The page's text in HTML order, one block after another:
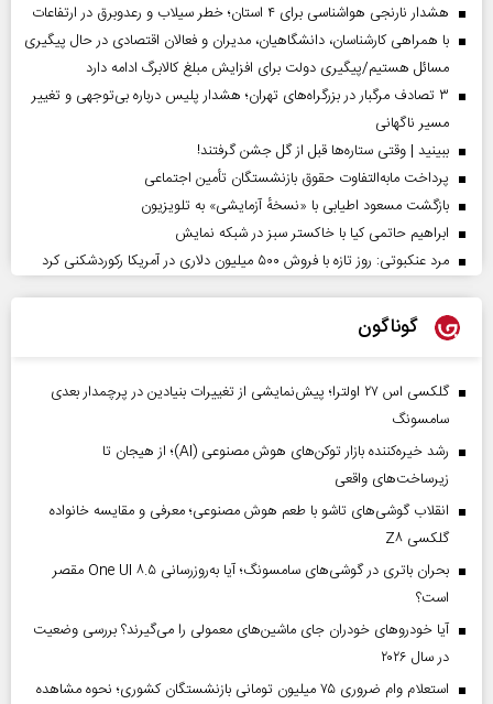
هشدار نارنجی هواشناسی برای ۴ استان؛ خطر سیلاب و رعدوبرق در ارتفاعات
با همراهی کارشناسان، دانشگاهیان، مدیران و فعالان اقتصادی در حال پیگیری
مسائل هستیم/پیگیری دولت برای افزایش مبلغ کالابرگ ادامه دارد
۳ تصادف مرگبار در بزرگراه‌های تهران؛ هشدار پلیس درباره بی‌توجهی و تغییر
مسیر ناگهانی
ببینید | وقتی ستاره‌ها قبل از گل جشن گرفتند!
پرداخت مابه‌التفاوت حقوق بازنشستگان تأمین اجتماعی
بازگشت مسعود اطیابی با «نسخهٔ آزمایشی» به تلویزیون
ابراهیم حاتمی کیا با خاکستر سبز در شبکه نمایش
مرد عنکبوتی: روز تازه با فروش ۵۰۰ میلیون دلاری در آمریکا رکوردشکنی کرد
گوناگون
گلکسی اس ۲۷ اولترا؛ پیش‌نمایشی از تغییرات بنیادین در پرچمدار بعدی
سامسونگ
رشد خیره‌کننده بازار توکن‌های هوش مصنوعی (AI)؛ از هیجان تا
زیرساخت‌های واقعی
انقلاب گوشی‌های تاشو‌ با طعم هوش مصنوعی؛ معرفی و مقایسه خانواده
گلکسی Z۸
بحران باتری در گوشی‌های سامسونگ؛ آیا به‌روزرسانی One UI ۸.۵ مقصر
است؟
آیا خودروهای خودران جای ماشین‌های معمولی را می‌گیرند؟ بررسی وضعیت
در سال ۲۰۲۶
استعلام وام ضروری ۷۵ میلیون تومانی بازنشستگان کشوری؛ نحوه مشاهده